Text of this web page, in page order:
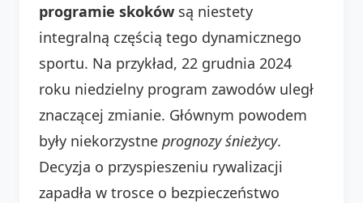
programie skoków są niestety
integralną częścią tego dynamicznego
sportu. Na przykład, 22 grudnia 2024
roku niedzielny program zawodów uległ
znaczącej zmianie. Głównym powodem
były niekorzystne prognozy śnieżycy.
Decyzja o przyspieszeniu rywalizacji
zapadła w trosce o bezpieczeństwo